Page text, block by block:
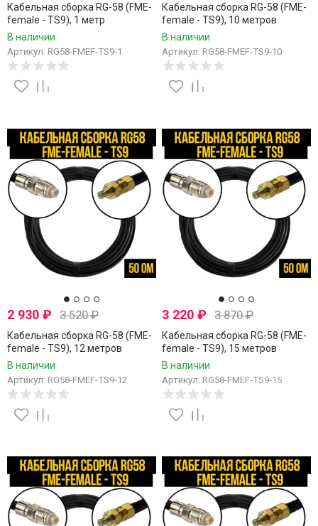
Кабельная сборка RG-58 (FME-
female - TS9), 1 метр
В наличии
Артикул: RG58-FMEF-TS9-1
Кабельная сборка RG-58 (FME-
female - TS9), 10 метров
В наличии
Артикул: RG58-FMEF-TS9-10
2 930 ₽ 3 520₽
Кабельная сборка RG-58 (FME-
female - TS9), 12 метров
В наличии
Артикул: RG58-FMEF-TS9-12
3 220₽ 3 870₽
Кабельная сборка RG-58 (FME-
female - TS9), 15 метров
В наличии
Артикул: RG58-FMEF-TS9-15